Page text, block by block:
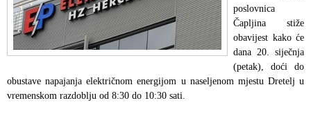
poslovnica
Čapljina stiže
obavijest kako će
dana 20. siječnja
(petak), doći do
obustave napajanja električnom energijom u naseljenom mjestu Dretelj u
vremenskom razdoblju od 8:30 do 10:30 sati.